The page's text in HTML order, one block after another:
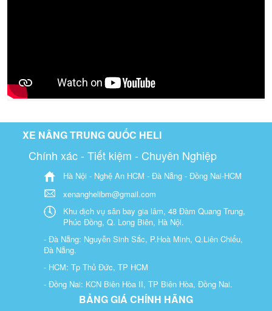
XE NÂNG TRUNG QUỐC HELI
Chính xác - Tiết kiệm - Chuyên Nghiệp
Hà Nội - Nghệ An HCM - Đà Nẵng - Đồng Nai-HCM
xenanghelibm@gmail.com
Khu dịch vụ sân bay gia lâm, 48 Đàm Quang Trung,
Phúc Đồng, Q. Long Biên, Hà Nội.
- Đà Nẵng: Nguyễn Sinh Sắc, P.Hoà Minh, Q.Liên Chiểu,
Đà Nẵng.
- HCM: Tp Thủ Đức, TP HCM
- Đồng Nai: KCN Biên Hòa II, TP Biên Hòa, Đồng Nai.
BẢNG GIÁ CHÍNH HÃNG